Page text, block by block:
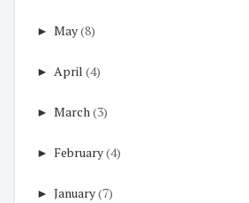
► May(8)
► April (4)
► March(3)
► February(4)
► January(7)